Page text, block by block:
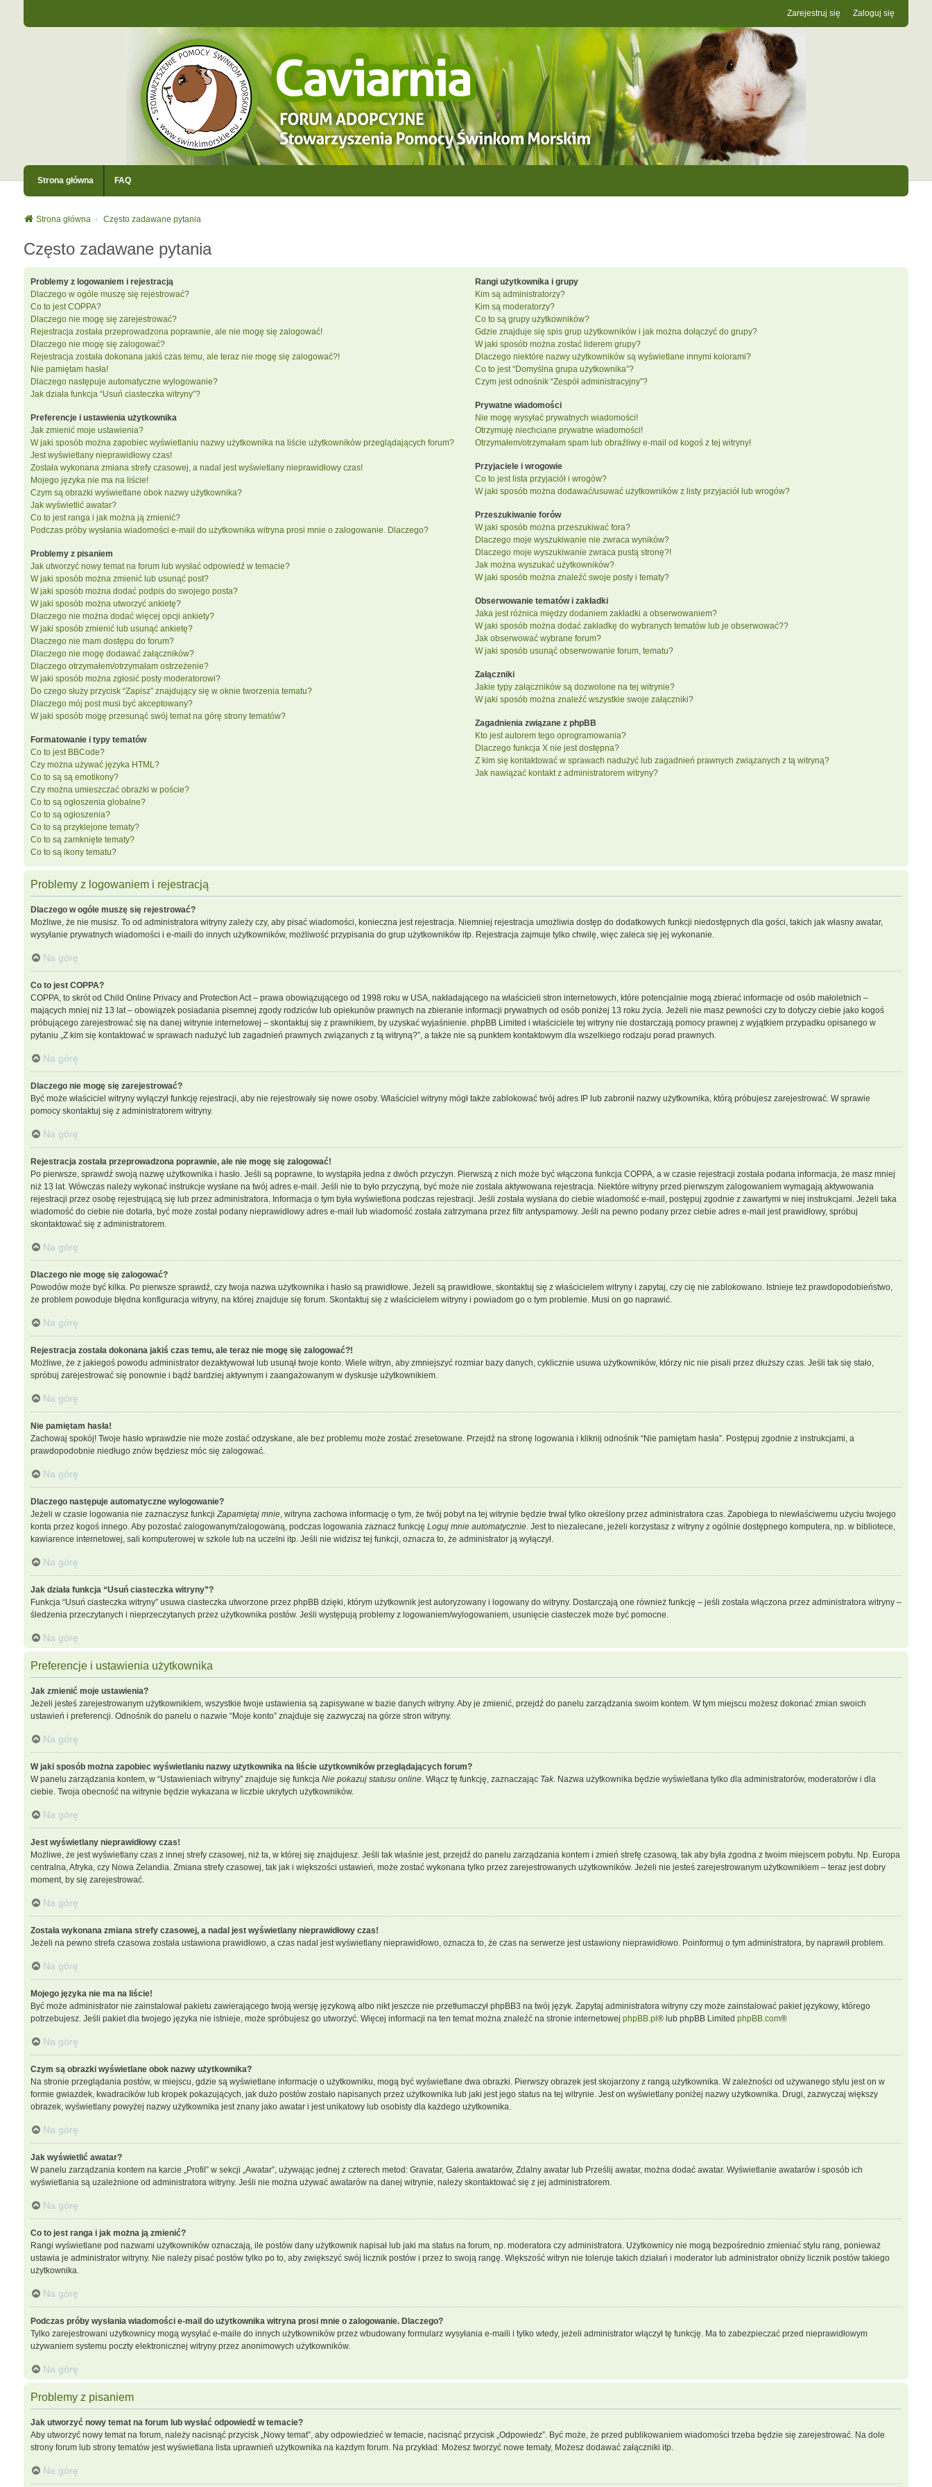
Zaloguj się
Zarejestruj się
Strona główna FAQ
Strona główna Często zadawane pytania
Często zadawane pytania
Problemy z logowaniem i rejestracją
Dlaczego w ogóle muszę się rejestrować?
Co to jest COPPA?
Dlaczego nie mogę się zarejestrować?
Rejestracja została przeprowadzona poprawnie, ale nie mogę się zalogować!
Dlaczego nie mogę się zalogować?
Rejestracja została dokonana jakiś czas temu, ale teraz nie mogę się zalogować?!
Nie pamiętam hasła!
Dlaczego następuje automatyczne wylogowanie?
Jak działa funkcja “Usuń ciasteczka witryny”?
Preferencje i ustawienia użytkownika
Jak zmienić moje ustawienia?
W jaki sposób można zapobiec wyświetlaniu nazwy użytkownika na liście użytkowników przeglądających forum?
Jest wyświetlany nieprawidłowy czas!
Została wykonana zmiana strefy czasowej, a nadal jest wyświetlany nieprawidłowy czas!
Mojego języka nie ma na liście!
Czym są obrazki wyświetlane obok nazwy użytkownika?
Jak wyświetlić awatar?
Co to jest ranga i jak można ją zmienić?
Podczas próby wysłania wiadomości e-mail do użytkownika witryna prosi mnie o zalogowanie. Dlaczego?
Problemy z pisaniem
Jak utworzyć nowy temat na forum lub wysłać odpowiedź w temacie?
W jaki sposób można zmienić lub usunąć post?
W jaki sposób można dodać podpis do swojego posta?
W jaki sposób można utworzyć ankietę?
Dlaczego nie można dodać więcej opcji ankiety?
W jaki sposób zmienić lub usunąć ankietę?
Dlaczego nie mam dostępu do forum?
Dlaczego nie mogę dodawać załączników?
Dlaczego otrzymałem/otrzymałam ostrzeżenie?
W jaki sposób można zgłosić posty moderatorowi?
Do czego służy przycisk “Zapisz” znajdujący się w oknie tworzenia tematu?
Dlaczego mój post musi być akceptowany?
W jaki sposób mogę przesunąć swój temat na górę strony tematów?
Formatowanie i typy tematów
Co to jest BBCode?
Czy można używać języka HTML?
Co to są są emotikony?
Czy można umieszczać obrazki w poście?
Co to są ogłoszenia globalne?
Co to są ogłoszenia?
Co to są przyklejone tematy?
Co to są zamknięte tematy?
Co to są ikony tematu?
Rangi użytkownika i grupy
Kim są administratorzy?
Kim są moderatorzy?
Co to są grupy użytkowników?
Gdzie znajduje się spis grup użytkowników i jak można dołączyć do grupy?
W jaki sposób można zostać liderem grupy?
Dlaczego niektóre nazwy użytkowników są wyświetlane innymi kolorami?
Co to jest “Domyślna grupa użytkownika”?
Czym jest odnośnik “Zespół administracyjny”?
Prywatne wiadomości
Nie mogę wysyłać prywatnych wiadomości!
Otrzymuję niechciane prywatne wiadomości!
Otrzymałem/otrzymałam spam lub obraźliwy e-mail od kogoś z tej witryny!
Przyjaciele i wrogowie
Co to jest lista przyjaciół i wrogów?
W jaki sposób można dodawać/usuwać użytkowników z listy przyjaciół lub wrogów?
Przeszukiwanie forów
W jaki sposób można przeszukiwać fora?
Dlaczego moje wyszukiwanie nie zwraca wyników?
Dlaczego moje wyszukiwanie zwraca pustą stronę?!
Jak można wyszukać użytkowników?
W jaki sposób można znaleźć swoje posty i tematy?
Obserwowanie tematów i zakładki
Jaka jest różnica między dodaniem zakładki a obserwowaniem?
W jaki sposób można dodać zakładkę do wybranych tematów lub je obserwować??
Jak obserwować wybrane forum?
W jaki sposób usunąć obserwowanie forum, tematu?
Załączniki
Jakie typy załączników są dozwolone na tej witrynie?
W jaki sposób można znaleźć wszystkie swoje załączniki?
Zagadnienia związane z phpBB
Kto jest autorem tego oprogramowania?
Dlaczego funkcja X nie jest dostępna?
Z kim się kontaktować w sprawach nadużyć lub zagadnień prawnych związanych z tą witryną?
Jak nawiązać kontakt z administratorem witryny?
Problemy z logowaniem i rejestracją
Dlaczego w ogóle muszę się rejestrować?
Możliwe, że nie musisz. To od administratora witryny zależy czy, aby pisać wiadomości, konieczna jest rejestracja. Niemniej rejestracja umożliwia dostęp do dodatkowych funkcji niedostępnych dla gości, takich jak własny awatar,
wysyłanie prywatnych wiadomości i e-maili do innych użytkowników, możliwość przypisania do grup użytkowników itp. Rejestracja zajmuje tylko chwilę, więc zaleca się jej wykonanie.
Na górę
Co to jest COPPA?
COPPA, to skrót od Child Online Privacy and Protection Act – prawa obowiązującego od 1998 roku w USA, nakładającego na właścicieli stron internetowych, które potencjalnie mogą zbierać informacje od osób małoletnich –
mających mniej niż 13 lat – obowiązek posiadania pisemnej zgody rodziców lub opiekunów prawnych na zbieranie informacji prywatnych od osób poniżej 13 roku życia. Jeżeli nie masz pewności czy to dotyczy ciebie jako kogoś
próbującego zarejestrować się na danej witrynie internetowej – skontaktuj się z prawnikiem, by uzyskać wyjaśnienie. phpBB Limited i właściciele tej witryny nie dostarczają pomocy prawnej z wyjątkiem przypadku opisanego w
pytaniu „Z kim się kontaktować w sprawach nadużyć lub zagadnień prawnych związanych z tą witryną?”, a także nie są punktem kontaktowym dla wszelkiego rodzaju porad prawnych.
Na górę
Dlaczego nie mogę się zarejestrować?
Być może właściciel witryny wyłączył funkcję rejestracji, aby nie rejestrowały się nowe osoby. Właściciel witryny mógł także zablokować twój adres IP lub zabronił nazwy użytkownika, którą próbujesz zarejestrować. W sprawie
pomocy skontaktuj się z administratorem witryny.
Na górę
Rejestracja została przeprowadzona poprawnie, ale nie mogę się zalogować!
Po pierwsze, sprawdź swoją nazwę użytkownika i hasło. Jeśli są poprawne, to wystąpiła jedna z dwóch przyczyn. Pierwszą z nich może być włączona funkcja COPPA, a w czasie rejestracji została podana informacja, że masz mniej
niż 13 lat. Wówczas należy wykonać instrukcje wysłane na twój adres e-mail. Jeśli nie to było przyczyną, być może nie została aktywowana rejestracja. Niektóre witryny przed pierwszym zalogowaniem wymagają aktywowania
rejestracji przez osobę rejestrującą się lub przez administratora. Informacja o tym była wyświetlona podczas rejestracji. Jeśli została wysłana do ciebie wiadomość e-mail, postępuj zgodnie z zawartymi w niej instrukcjami. Jeżeli taka
wiadomość do ciebie nie dotarła, być może został podany nieprawidłowy adres e-mail lub wiadomość została zatrzymana przez filtr antyspamowy. Jeśli na pewno podany przez ciebie adres e-mail jest prawidłowy, spróbuj
skontaktować się z administratorem.
Na górę
Dlaczego nie mogę się zalogować?
Powodów może być kilka. Po pierwsze sprawdź, czy twoja nazwa użytkownika i hasło są prawidłowe. Jeżeli są prawidłowe, skontaktuj się z właścicielem witryny i zapytaj, czy cię nie zablokowano. Istnieje też prawdopodobieństwo,
że problem powoduje błędna konfiguracja witryny, na której znajduje się forum. Skontaktuj się z właścicielem witryny i powiadom go o tym problemie. Musi on go naprawić.
Na górę
Rejestracja została dokonana jakiś czas temu, ale teraz nie mogę się zalogować?!
Możliwe, że z jakiegoś powodu administrator dezaktywował lub usunął twoje konto. Wiele witryn, aby zmniejszyć rozmiar bazy danych, cyklicznie usuwa użytkowników, którzy nic nie pisali przez dłuższy czas. Jeśli tak się stało,
spróbuj zarejestrować się ponownie i bądź bardziej aktywnym i zaangażowanym w dyskusje użytkownikiem.
Na górę
Nie pamiętam hasła!
Zachowaj spokój! Twoje hasło wprawdzie nie może zostać odzyskane, ale bez problemu może zostać zresetowane. Przejdź na stronę logowania i kliknij odnośnik “Nie pamiętam hasła”. Postępuj zgodnie z instrukcjami, a
prawdopodobnie niedługo znów będziesz móc się zalogować.
Na górę
Dlaczego następuje automatyczne wylogowanie?
Jeżeli w czasie logowania nie zaznaczysz funkcjiZapamiętaj mnie, witryna zachowa informację o tym, że twój pobyt na tej witrynie będzie trwał tylko określony przez administratora czas. Zapobiega to niewłaściwemu użyciu twojego
konta przez kogoś innego. Aby pozostać zalogowanym/zalogowaną, podczas logowania zaznacz funkcję Loguj mnie automatycznie. Jest to niezalecane, jeżeli korzystasz z witryny z ogólnie dostępnego komputera, np. w bibliotece,
kawiarence internetowej, sali komputerowej w szkole lub na uczelni itp. Jeśli nie widzisz tej funkcji, oznacza to, że administrator ją wyłączył.
Na górę
Jak działa funkcja “Usuń ciasteczka witryny”?
Funkcja “Usuń ciasteczka witryny” usuwa ciasteczka utworzone przez phpBB dzięki, którym użytkownik jest autoryzowany i logowany do witryny. Dostarczają one również funkcję – jeśli została włączona przez administratora witryny –
śledzenia przeczytanych i nieprzeczytanych przez użytkownika postów. Jeśli występują problemy z logowaniem/wylogowaniem, usunięcie ciasteczek może być pomocne.
Na górę
Preferencje i ustawienia użytkownika
Jak zmienić moje ustawienia?
Jeżeli jesteś zarejestrowanym użytkownikiem, wszystkie twoje ustawienia są zapisywane w bazie danych witryny. Aby je zmienić, przejdź do panelu zarządzania swoim kontem. W tym miejscu możesz dokonać zmian swoich
ustawień i preferencji. Odnośnik do panelu o nazwie “Moje konto” znajduje się zazwyczaj na górze stron witryny.
Na górę
W jaki sposób można zapobiec wyświetlaniu nazwy użytkownika na liście użytkowników przeglądających forum?
W panelu zarządzania kontem, w “Ustawieniach witryny” znajduje się funkcja Nie pokazuj statusu online. Włącz tę funkcję, zaznaczając Tak. Nazwa użytkownika będzie wyświetlana tylko dla administratorów, moderatorów i dla
ciebie. Twoja obecność na witrynie będzie wykazana w liczbie ukrytych użytkowników.
Na górę
Jest wyświetlany nieprawidłowy czas!
Możliwe, że jest wyświetlany czas z innej strefy czasowej, niż ta, w której się znajdujesz. Jeśli tak właśnie jest, przejdź do panelu zarządzania kontem i zmień strefę czasową, tak aby była zgodna z twoim miejscem pobytu. Np. Europa
centralna, Afryka, czy Nowa Zelandia. Zmiana strefy czasowej, tak jak i większości ustawień, może zostać wykonana tylko przez zarejestrowanych użytkowników. Jeżeli nie jesteś zarejestrowanym użytkownikiem – teraz jest dobry
moment, by się zarejestrować.
Na górę
Została wykonana zmiana strefy czasowej, a nadal jest wyświetlany nieprawidłowy czas!
Jeżeli na pewno strefa czasowa została ustawiona prawidłowo, a czas nadal jest wyświetlany nieprawidłowo, oznacza to, że czas na serwerze jest ustawiony nieprawidłowo. Poinformuj o tym administratora, by naprawił problem.
Na górę
Mojego języka nie ma na liście!
Być może administrator nie zainstalował pakietu zawierającego twoją wersję językową albo nikt jeszcze nie przetłumaczył phpBB3 na twój język. Zapytaj administratora witryny czy może zainstalować pakiet językowy, którego
potrzebujesz. Jeśli pakiet dla twojego języka nie istnieje, może spróbujesz go utworzyć. Więcej informacji na ten temat można znaleźć na stronie internetowej phpBB.pl ® lub phpBB Limited phpBB.com®
Na górę
Czym są obrazki wyświetlane obok nazwy użytkownika?
Na stronie przeglądania postów, w miejscu, gdzie są wyświetlane informacje o użytkowniku, mogą być wyświetlane dwa obrazki. Pierwszy obrazek jest skojarzony z rangą użytkownika. W zależności od używanego stylu jest on w
formie gwiazdek, kwadracików lub kropek pokazujących, jak dużo postów zostało napisanych przez użytkownika lub jaki jest jego status na tej witrynie. Jest on wyświetlany poniżej nazwy użytkownika. Drugi, zazwyczaj większy
obrazek, wyświetlany powyżej nazwy użytkownika jest znany jako awatar i jest unikatowy lub osobisty dla każdego użytkownika.
Na górę
Jak wyświetlić awatar?
W panelu zarządzania kontem na karcie „Profil” w sekcji „Awatar”, używając jednej z czterech metod: Gravatar, Galeria awatarów, Zdalny awatar lub Prześlij awatar, można dodać awatar. Wyświetlanie awatarów i sposób ich
wyświetlania są uzależnione od administratora witryny. Jeśli nie można używać awatarów na danej witrynie, należy skontaktować się z jej administratorem.
Na górę
Co to jest ranga i jak można ją zmienić?
Rangi wyświetlane pod nazwami użytkowników oznaczają, ile postów dany użytkownik napisał lub jaki ma status na forum, np. moderatora czy administratora. Użytkownicy nie mogą bezpośrednio zmieniać stylu rang, ponieważ
ustawia je administrator witryny. Nie należy pisać postów tylko po to, aby zwiększyć swój licznik postów i przez to swoją rangę. Większość witryn nie toleruje takich działań i moderator lub administrator obniży licznik postów takiego
użytkownika.
Na górę
Podczas próby wysłania wiadomości e-mail do użytkownika witryna prosi mnie o zalogowanie. Dlaczego?
Tylko zarejestrowani użytkownicy mogą wysyłać e-maile do innych użytkowników przez wbudowany formularz wysyłania e-maili i tylko wtedy, jeżeli administrator włączył tę funkcję. Ma to zabezpieczać przed nieprawidłowym
używaniem systemu poczty elektronicznej witryny przez anonimowych użytkowników.
Na górę
Problemy z pisaniem
Jak utworzyć nowy temat na forum lub wysłać odpowiedź w temacie?
Aby utworzyć nowy temat na forum, należy nacisnąć przycisk „Nowy temat”, aby odpowiedzieć w temacie, nacisnąć przycisk „Odpowiedz”. Być może, że przed publikowaniem wiadomości trzeba będzie się zarejestrować. Na dole
strony forum lub strony tematów jest wyświetlana lista uprawnień użytkownika na każdym forum. Na przykład: Możesz tworzyć nowe tematy, Możesz dodawać załączniki itp.
Na górę